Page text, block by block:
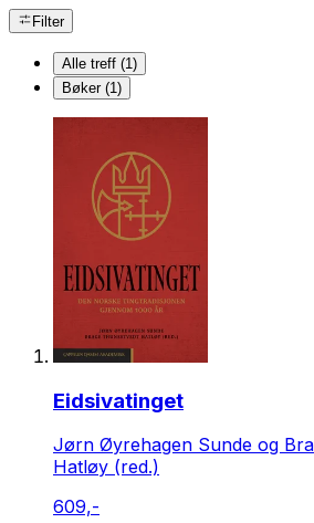
Filter
Alle treff (1)
Bøker (1)
Eidsivatinget
Jørn Øyrehagen Sunde og
Hatløy (red.)
609,-